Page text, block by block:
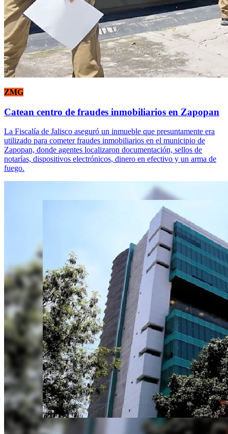
ZMG
Catean centro de fraudes inmobiliarios en Zapopan
La Fiscalía de Jalisco aseguró un inmueble que presuntamente era
utilizado para cometer fraudes inmobiliarios en el municipio de
Zapopan, donde agentes localizaron documentación, sellos de
notarías, dispositivos electrónicos, dinero en efectivo y un arma de
fuego.